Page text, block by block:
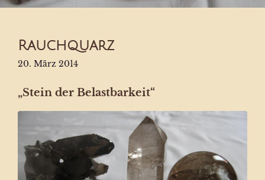
Rauchquarz
20. März 2014
„Stein der Belastbarkeit“